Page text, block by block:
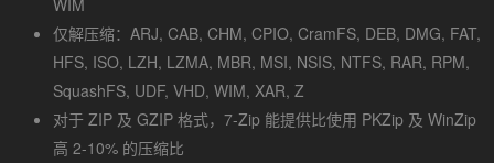
仅解压缩：ARJ, CAB, CHM, CPIO, CramFS, DEB, DMG, FAT,
HFS, ISO, LZH, LZMA, MBR, MSI, NSIS, NTFS, RAR, RPM,
SquashFS, UDF, VHD, WIM, XAR, Z
对于 ZIP 及 GZIP 格式，7-Zip 能提供比使用 PKZip 及 WinZip
高 2-10% 的压缩比